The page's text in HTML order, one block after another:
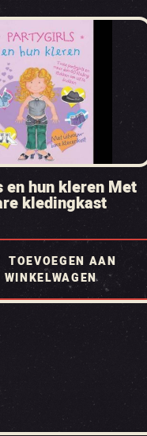
hun kleren Met
kledingkast
TOEVOEGEN AAN
WINKELWAGEN